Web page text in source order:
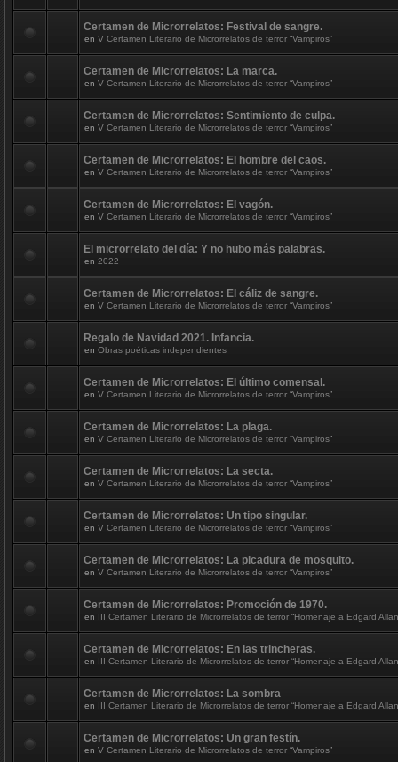
Certamen de Microrrelatos: Festival de sangre.
en V Certamen Literario de Microrrelatos de terror “Vampiros”
Certamen de Microrrelatos: La marca.
en V Certamen Literario de Microrrelatos de terror “Vampiros”
Certamen de Microrrelatos: Sentimiento de culpa.
en V Certamen Literario de Microrrelatos de terror “Vampiros”
Certamen de Microrrelatos: El hombre del caos.
en V Certamen Literario de Microrrelatos de terror “Vampiros”
Certamen de Microrrelatos: El vagón.
en V Certamen Literario de Microrrelatos de terror “Vampiros”
El microrrelato del día: Y no hubo más palabras.
en 2022
Certamen de Microrrelatos: El cáliz de sangre.
en V Certamen Literario de Microrrelatos de terror “Vampiros”
Regalo de Navidad 2021. Infancia.
en Obras poéticas independientes
Certamen de Microrrelatos: El último comensal.
en V Certamen Literario de Microrrelatos de terror “Vampiros”
Certamen de Microrrelatos: La plaga.
en V Certamen Literario de Microrrelatos de terror “Vampiros”
Certamen de Microrrelatos: La secta.
en V Certamen Literario de Microrrelatos de terror “Vampiros”
Certamen de Microrrelatos: Un tipo singular.
en V Certamen Literario de Microrrelatos de terror “Vampiros”
Certamen de Microrrelatos: La picadura de mosquito.
en V Certamen Literario de Microrrelatos de terror “Vampiros”
Certamen de Microrrelatos: Promoción de 1970.
en III Certamen Literario de Microrrelatos de terror “Homenaje a Edgard
Certamen de Microrrelatos: En las trincheras.
en III Certamen Literario de Microrrelatos de terror “Homenaje a Edgard
Certamen de Microrrelatos: La sombra
en III Certamen Literario de Microrrelatos de terror “Homenaje a Edgard
Certamen de Microrrelatos: Un gran festín.
en V Certamen Literario de Microrrelatos de terror “Vampiros”